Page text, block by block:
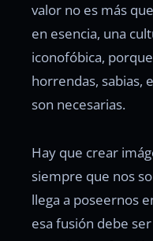
valor no es más
en esencia, una
iconofóbica,
horrendas, sabias,
son necesarias.
Hay que crear
siempre que nos
llega a poseernos
esa fusión debe